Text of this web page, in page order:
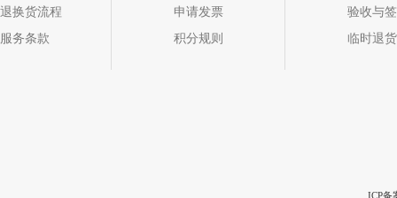
退换货流程
服务条款
申请发票
积分规则
验收与
临时退货
ICP备